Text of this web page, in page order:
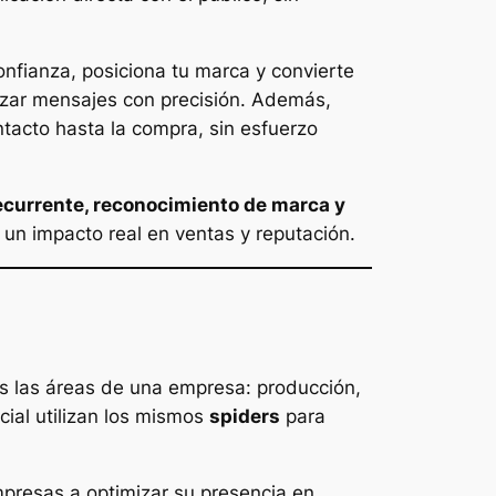
posiciona tu marca y convierte
mensajes con precisión. Además,
hasta la compra, sin esfuerzo
reconocimiento de marca y
impacto real en ventas y reputación.
áreas de una empresa: producción,
utilizan los mismos spiders para